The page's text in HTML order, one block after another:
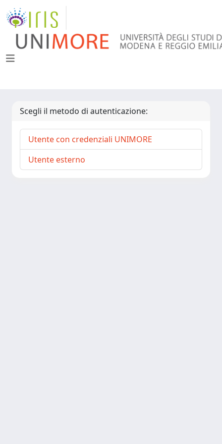
Scegli il metodo di autenticazione:
Utente con credenziali UNIMORE
Utente esterno